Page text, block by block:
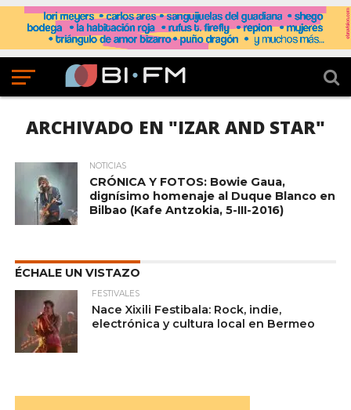
ARCHIVADO EN "IZAR AND STAR"
NOTICIAS
CRÓNICA Y FOTOS: Bowie Gaua,
dignísimo homenaje al Duque Blanco en
Bilbao (Kafe Antzokia, 5-III-2016)
ÉCHALE UN VISTAZO
FESTIVALES
Nace Xixili Festibala: Rock, indie,
electrónica y cultura local en Bermeo